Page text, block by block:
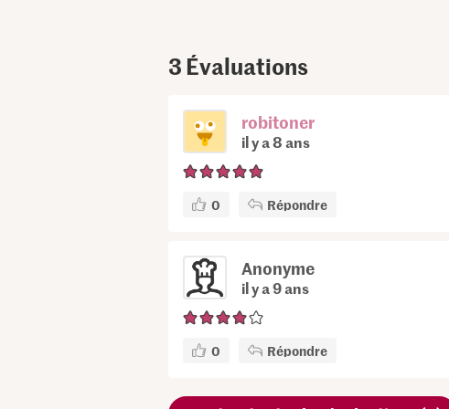
3 Évaluations
robitoner
il y a 8 ans
0 Répondre
Anonyme
il y a 9 ans
0 Répondre